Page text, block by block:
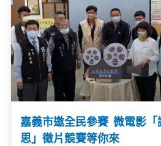
嘉義市邀全民參賽 微電影「
思」徵片競賽等你來